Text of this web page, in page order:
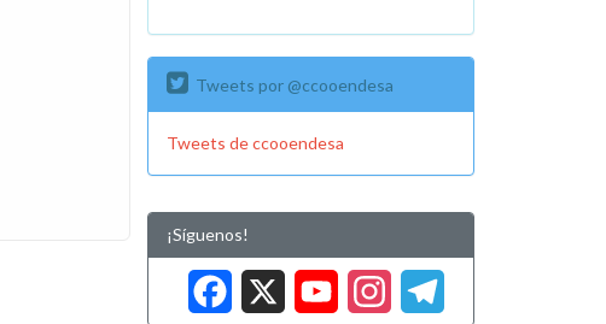
Tweets por @ccooendesa
Tweets de ccooendesa
¡Síguenos!
Facebook
XYouTube